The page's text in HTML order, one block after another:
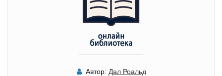
Автор: Дал Роальд